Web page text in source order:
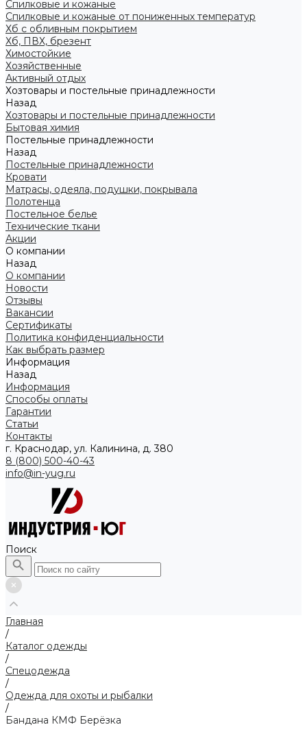
Спилковые и кожаные
Спилковые и кожаные от пониженных температур
Хб с обливным покрытием
Хб, ПВХ, брезент
Химостойкие
Хозяйственные
Активный отдых
Хозтовары и постельные принадлежности
Назад
Хозтовары и постельные принадлежности
Бытовая химия
Постельные принадлежности
Назад
Постельные принадлежности
Кровати
Матрасы, одеяла, подушки, покрывала
Полотенца
Постельное белье
Технические ткани
Акции
О компании
Назад
О компании
Новости
Отзывы
Вакансии
Сертификаты
Политика конфиденциальности
Как выбрать размер
Информация
Назад
Информация
Способы оплаты
Гарантии
Статьи
Контакты
г. Краснодар, ул. Калинина, д. 380
8 (800) 500-40-43
info@in-yug.ru
Поиск
Главная
/
Каталог одежды
/
Спецодежда
/
Одежда для охоты и рыбалки
/
Бандана КМФ Берёзка